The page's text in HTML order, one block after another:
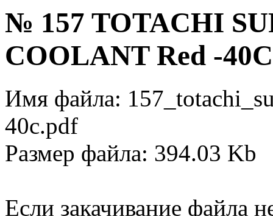
№ 157 TOTACHI
COOLANT Red -40C
Имя файла:
40c.pdf
Размер файла: 394.03 Kb
Если закачивание файла